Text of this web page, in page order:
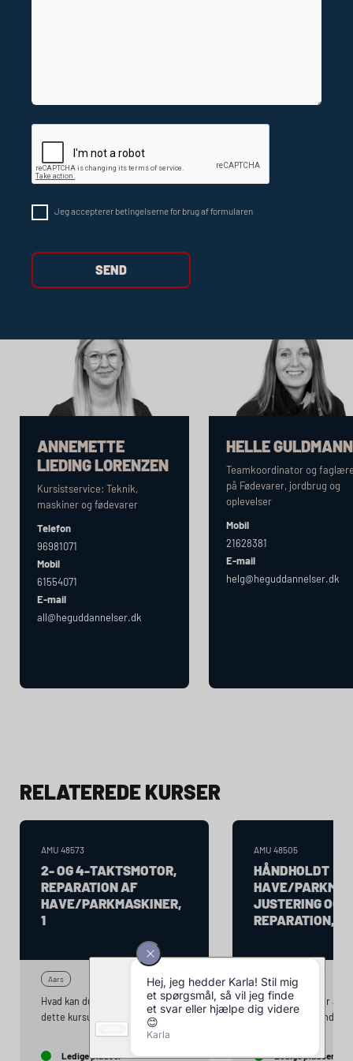
Kontaktpersoner
ANNEMETTE
LIEDING LORENZEN
Kursistservice: Teknik,
maskiner og fødevarer
Telefon
96981071
Mobil
61554071
E-mail
all@heguddannelser.dk
HELLE GULDMANN
Teamkoordinator og
på Fødevarer, jordbrug og
oplevelser
Mobil
21628381
E-mail
helg@heguddannelser.dk
RELATEREDE KURSER
AMU 48573
2- OG 4-TAKTSMOTOR,
REPARATION AF
HAVE/PARKMASKINER,
1
Aars
Hvad kan du efter at have fulgt
dette kursus? Deltageren har
efter kurset viden og
færdigheder til at, foretage
Ledige pladser
AMU 48505
HÅNDHOLDT
HAVE/
JUSTERING OG
REPARATION, 1
Aars
Hvad kan du efter at
dette kursus? Under
funktion, simpel
Ledige pladser
Jeg accepterer betingelserne for brug af formularen